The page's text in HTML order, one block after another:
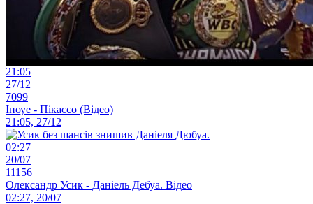
21:05
27/12
7099
Іноуе - Пікассо (Відео)
21:05, 27/12
02:27
20/07
11156
Олександр Усик - Даніель Дебуа. Відео
02:27, 20/07